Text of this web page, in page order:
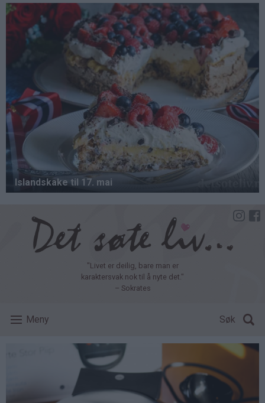
Hopp
hovedinnhold
"Livet er deilig, bare man er
karaktersvak nok til å nyte det."
– Sokrates
Meny Søk